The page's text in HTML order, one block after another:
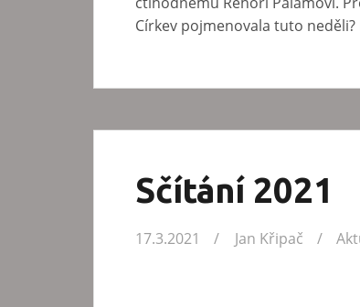
Církev pojmenovala tuto
Sčítání 2021
17.3.2021 Jan Křipač